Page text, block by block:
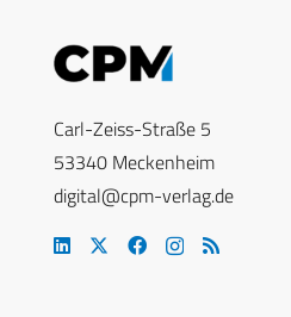
Carl-Zeiss-Straße 5
53340 Meckenheim
digital@cpm-verlag.de